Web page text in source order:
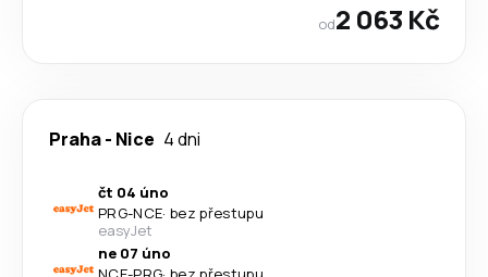
od2 063 Kč
Praha- Nice 4 dni
čt 04 úno
PRG-NCE· bez přestupu
easyJet
ne 07 úno